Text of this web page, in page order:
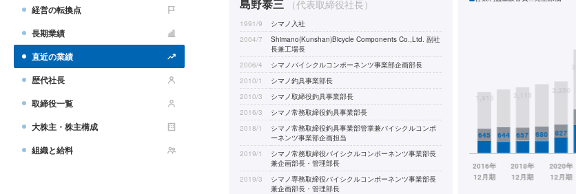
経営の転換点
長期業績
直近の業績
歴代社長
取締役一覧
大株主・株主構成
組織と給料
島野泰三 （代表取締役社長）
1991/9
シマノ入社
2004/7
Shimano(Kunshan)Bicycle Components Co.,Ltd. 副社
長兼工場長
2006/4
シマノバイシクルコンポーネンツ事業部企画部長
2010/1
シマノ釣具事業部長
2010/3
シマノ取締役釣具事業部長
2016/3
シマノ常務取締役釣具事業部長
2018/1
シマノ常務取締役釣具事業部管掌兼バイシクルコンポ
ーネンツ事業部企画担当
2019/1
シマノ常務取締役バイシクルコンポーネンツ事業部長
兼企画部長・管理部長
2019/3
シマノ専務取締役バイシクルコンポーネンツ事業部長
兼企画部長・管理部長